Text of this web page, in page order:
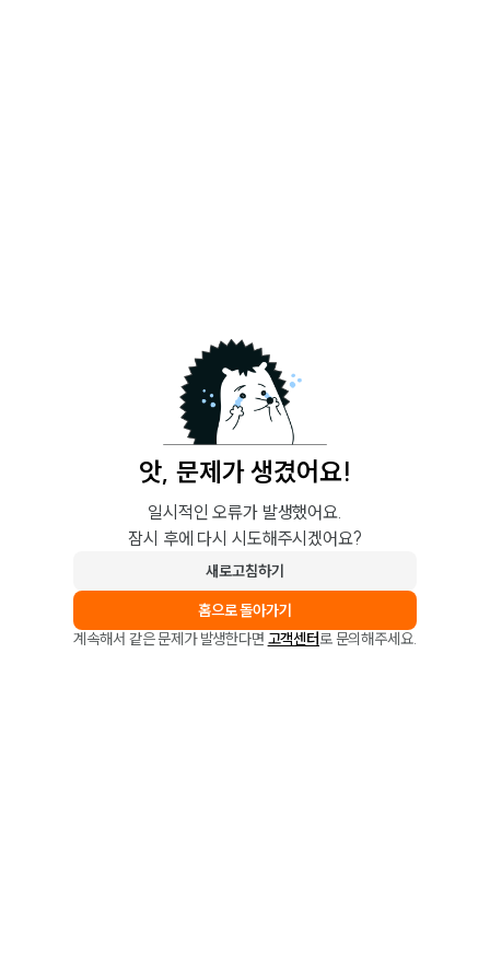
앗, 문제가 생겼어요!
일시적인 오류가 발생했어요.
잠시 후에 다시 시도해주시겠어요?
새로고침하기
홈으로 돌아가기
계속해서 같은 문제가 발생한다면 고객센터로 문의해주세요.